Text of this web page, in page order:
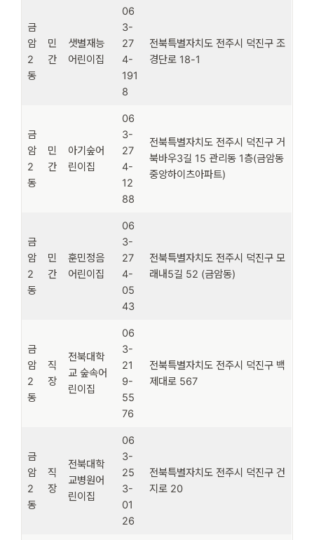
금
암
2
동
민
간
샛별재능
어린이집
06
3-
27
4-
191
8
전북특별자치도 전주시 덕진구 조
경단로 18-1
금
암
2
동
민
간
아기숲어
린이집
06
3-
27
4-
12
88
전북특별자치도 전주시 덕진구 거
북바우3길 15 관리동 1층(금암동
중앙하이츠아파트)
금
암
2
동
민
간
훈민정음
어린이집
06
3-
27
4-
05
43
전북특별자치도 전주시 덕진구 모
래내5길 52 (금암동)
금
암
2
동
직
장
전북대학
교 숲속어
린이집
06
3-
21
9-
55
76
전북특별자치도 전주시 덕진구 백
제대로 567
금
암
2
동
직
장
전북대학
교병원어
린이집
06
3-
25
3-
01
26
전북특별자치도 전주시 덕진구 건
지로 20